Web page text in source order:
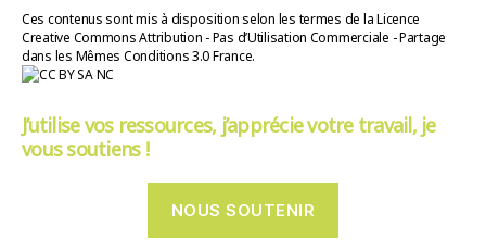
Ces contenus sont mis à disposition selon les termes de la Licence
Creative Commons Attribution - Pas d’Utilisation Commerciale - Partage
dans les Mêmes Conditions 3.0 France.
J’utilise vos ressources, j’apprécie votre travail, je
vous soutiens !
NOUS SOUTENIR